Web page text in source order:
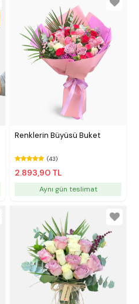
Renklerin Büyüsü Buket
(43)
2.893,90 TL
Aynı gün teslimat